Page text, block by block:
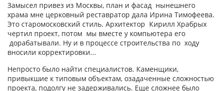
Замысел привез из Москвы, план и фасад нынешнего
храма мне церковный реставратор дала Ирина Тимофеева.
Это старомосковский стиль. Архитектор Кирилл Храбрых
чертил проект, потом мы вместе у компьютера его
дорабатывали. Ну и в процессе строительства по ходу
вносили корректировки...
Непросто было найти специалистов. Каменщики,
привыкшие к типовым объектам, озадаченные сложностью
проекта, подолгу не задерживались. Еще сложнее было